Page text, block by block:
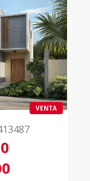
VENTA